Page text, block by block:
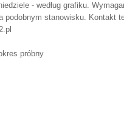
- według grafiku.
podobnym stanowisku. Kontakt
próbny